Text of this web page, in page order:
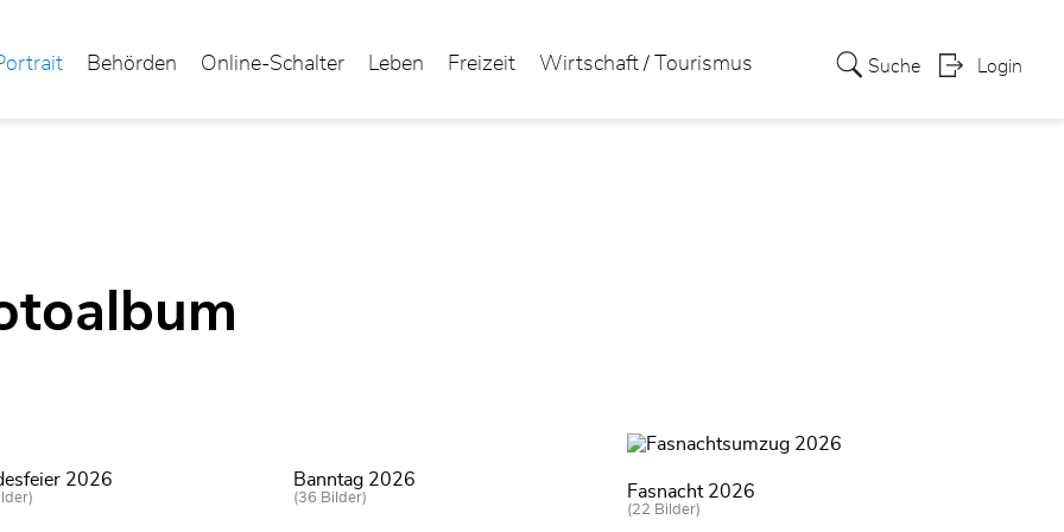
Behörden Online-Schalter Leben Freizeit Wirtschaft / Tourismus Suche Login
2026 Banntag 2026
(36 Bilder) Fasnacht 2026
(22 Bilder)